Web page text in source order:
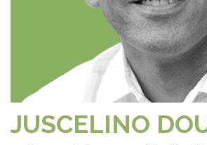
JUSCELINO